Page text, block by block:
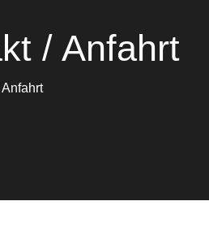
/ Anfahrt
Anfahrt